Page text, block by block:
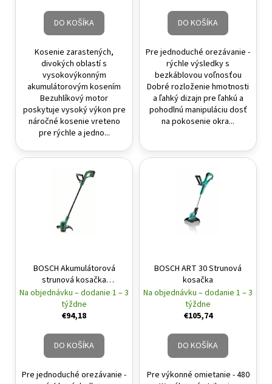
DO KOŠÍKA
Kosenie zarastených,
divokých oblastí s
vysokovýkonným
akumulátorovým kosením
Bezuhlíkový motor
poskytuje vysoký výkon pre
náročné kosenie vreteno
pre rýchle a jedno...
DO KOŠÍKA
Pre jednoduché orezávanie -
rýchle výsledky s
bezkáblovou voľnosťou
Dobré rozloženie hmotnosti
a ľahký dizajn pre ľahkú a
pohodlnú manipuláciu dosť
na pokosenie okra...
BOSCH Akumulátorová
strunová kosačka
EasyGrassCut 18V-26 (bez
akumulátora a nabíjačky)
Na objednávku – dodanie 1 – 3
týždne
€94,18
DO KOŠÍKA
Pre jednoduché orezávanie -
BOSCH ART 30 Strunová
kosačka
Na objednávku – dodanie 1 – 3
týždne
€105,74
DO KOŠÍKA
Pre výkonné omietanie - 480